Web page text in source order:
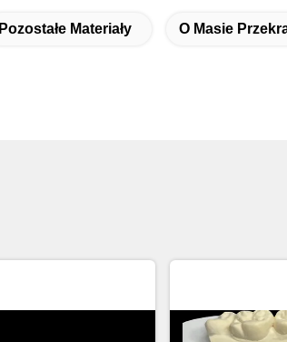
Pozostałe Materiały O Masie